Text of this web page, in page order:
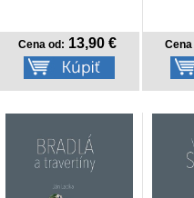
Cena od: 13,90 €